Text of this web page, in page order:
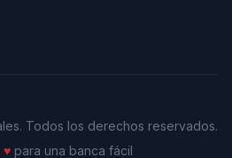
Todos los derechos reservados.
♥para una banca fácil